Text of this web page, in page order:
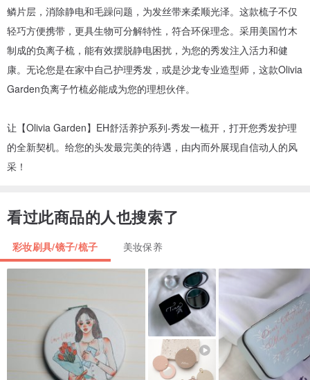
鳞片层，消除静电和毛躁问题，为发丝带来柔顺光泽。这款梳子不仅
轻巧方便携带，更具生物可分解特性，符合环保理念。采用美国竹木
制成的负离子梳，能有效摆脱静电困扰，为您的秀发注入活力和健
康。无论您是在家中自己护理秀发，或是沙龙专业造型师，这款Olivia
Garden负离子竹梳必能成为您的理想伙伴。
让【Olivia Garden】EH舒活养护系列-秀发一梳开，打开您秀发护理
的全新契机。给您的头发最完美的待遇，由内而外展现自信动人的风
采！
看过此商品的人也搜索了
彩妆刷具/镜子/梳子 美妆保养